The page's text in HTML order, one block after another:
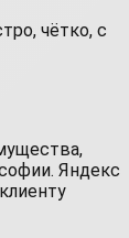
чётко, с
Яндекс